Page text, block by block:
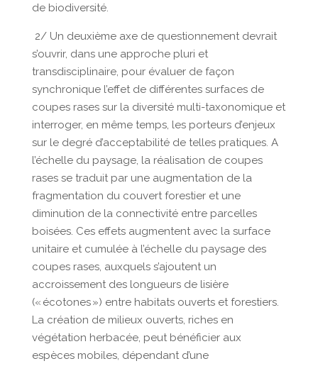
de biodiversité.
2/ Un deuxième axe de questionnement devrait
s’ouvrir, dans une approche pluri et
transdisciplinaire, pour évaluer de façon
synchronique l’effet de différentes surfaces de
coupes rases sur la diversité multi-taxonomique et
interroger, en même temps, les porteurs d’enjeux
sur le degré d’acceptabilité de telles pratiques. A
l’échelle du paysage, la réalisation de coupes
rases se traduit par une augmentation de la
fragmentation du couvert forestier et une
diminution de la connectivité entre parcelles
boisées. Ces effets augmentent avec la surface
unitaire et cumulée à l’échelle du paysage des
coupes rases, auxquels s’ajoutent un
accroissement des longueurs de lisière
(« écotones ») entre habitats ouverts et forestiers.
La création de milieux ouverts, riches en
végétation herbacée, peut bénéficier aux
espèces mobiles, dépendant d’une